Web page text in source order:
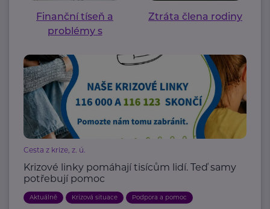
Finanční tíseň a
problémy s
Ztráta člena rodiny
Cesta z krize, z. ú.
Krizové linky pomáhají tisícům lidí. Teď samy
potřebují pomoc
Aktuálně Krizová situace Podpora a pomoc